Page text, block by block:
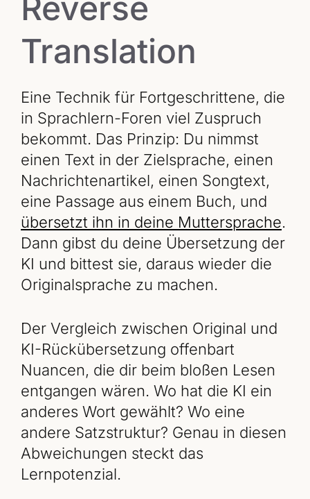
Translation
Eine Technik für Fortgeschrittene, die
in Sprachlern-Foren viel Zuspruch
bekommt. Das Prinzip: Du nimmst
einen Text in der Zielsprache, einen
Nachrichtenartikel, einen Songtext,
eine Passage aus einem Buch, und
übersetzt ihn in deine Muttersprache.
Dann gibst du deine Übersetzung der
KI und bittest sie, daraus wieder die
Originalsprache zu machen.
Der Vergleich zwischen Original und
KI-Rückübersetzung offenbart
Nuancen, die dir beim bloßen Lesen
entgangen wären. Wo hat die KI ein
anderes Wort gewählt? Wo eine
andere Satzstruktur? Genau in diesen
Abweichungen steckt das
Lernpotenzial.